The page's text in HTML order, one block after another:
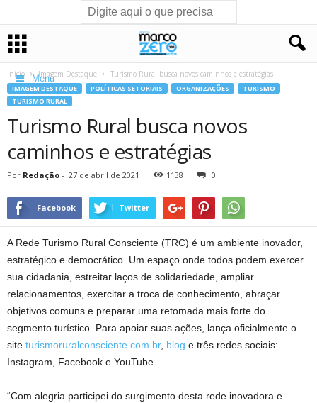
Menu
Início Imagem Destaque Turismo Rural busca novos caminhos e estratégias
IMAGEM DESTAQUE POLÍTICAS SETORIAIS ORGANIZAÇÕES
TURISMO
TURISMO RURAL
Turismo Rural busca novos
caminhos e estratégias
Por Redação - 27 de abril de 2021 1138 0
Facebook Twitter
A Rede Turismo Rural Consciente (TRC) é um ambiente inovador,
estratégico e democrático. Um espaço onde todos podem exercer
sua cidadania, estreitar laços de solidariedade, ampliar
relacionamentos, exercitar a troca de conhecimento, abraçar
objetivos comuns e preparar uma retomada mais forte do
segmento turístico. Para apoiar suas ações, lança oficialmente o
site turismoruralconsciente.com.br, blog e três redes sociais:
Instagram, Facebook e YouTube.
“Com alegria participei do surgimento desta rede inovadora e